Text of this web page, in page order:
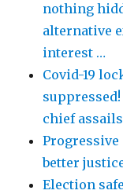
nothing
alternative
interest …
Covid-19
chief
Progressive
better
Election